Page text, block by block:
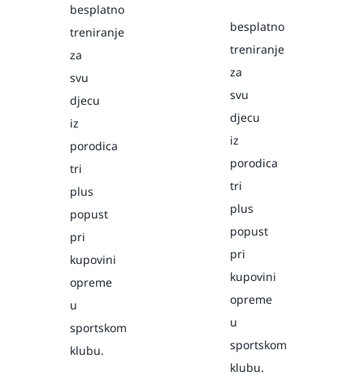
besplatno
treniranje
za
svu
djecu
iz
porodica
tri
plus
popust
pri
kupovini
opreme
u
sportskom
klubu.
besplatno
treniranje
za
svu
djecu
iz
porodica
tri
plus
popust
pri
kupovini
opreme
u
sportskom
klubu.